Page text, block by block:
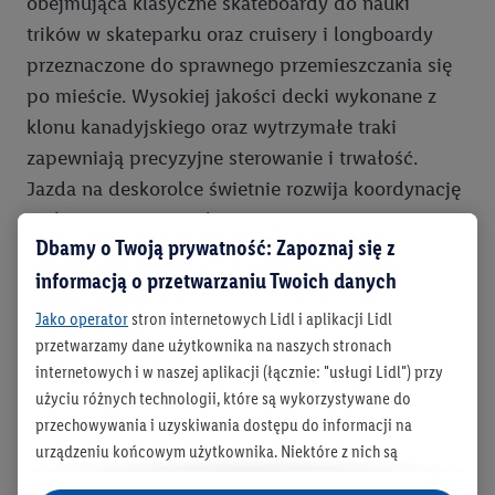
trików w skateparku oraz cruisery i longboardy
przeznaczone do sprawnego przemieszczania się
po mieście. Wysokiej jakości decki wykonane z
klonu kanadyjskiego oraz wytrzymałe traki
zapewniają precyzyjne sterowanie i trwałość.
Jazda na deskorolce świetnie rozwija koordynację
ruchową i uczy cierpliwości przy opanowywaniu
nowych ewolucji. Jeśli Twoja pasja do kółek łączy
się z innymi sportami, sprawdź również
kaski rowerowe, które często mają uniwersalne
zastosowanie i chronią głowę również podczas
jazdy na desce.
Porównanie: rolki rekreacyjne vs.
Dbamy o Twoją prywatność: Zapoznaj się z
informacją o przetwarzaniu Twoich danych
Jako operatorstron internetowych Lidl i aplikacji Lidl
przetwarzamy dane użytkownika na naszych stronach
internetowych i w naszej aplikacji (łącznie: "usługi Lidl") przy
użyciu różnych technologii, które są wykorzystywane do
przechowywania i uzyskiwania dostępu do informacji na
urządzeniu końcowym użytkownika. Niektóre z nich są